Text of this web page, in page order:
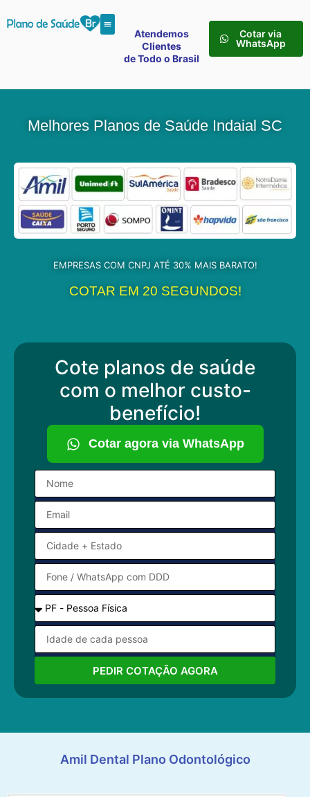
Atendemos
Clientes
de Todo o Brasil
Cotar via
WhatsApp
Melhores Planos de Saúde Indaial SC
EMPRESAS COM CNPJ ATÉ 30% MAIS BARATO!
COTAR EM 20 SEGUNDOS!
Cote planos de saúde
com o melhor custo-
benefício!
Cotar agora via WhatsApp
PEDIR COTAÇÃO AGORA
Amil Dental Plano Odontológico